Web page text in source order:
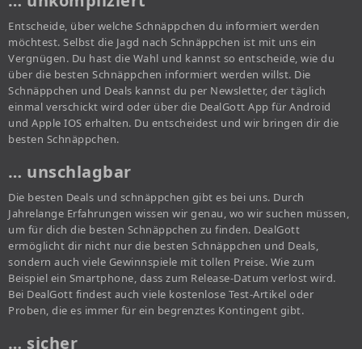
Entscheide, über welche Schnäppchen du informiert werden
möchtest. Selbst die Jagd nach Schnäppchen ist mit uns ein
Vergnügen. Du hast die Wahl und kannst so entscheide, wie du
über die besten Schnäppchen informiert werden willst. Die
Schnäppchen und Deals kannst du per Newsletter, der täglich
einmal verschickt wird oder über die DealGott App für Android
und Apple IOS erhalten. Du entscheidest und wir bringen dir die
besten Schnäppchen.
… unschlagbar
Die besten Deals und schnäppchen gibt es bei uns. Durch
Jahrelange Erfahrungen wissen wir genau, wo wir suchen müssen,
um für dich die besten Schnäppchen zu finden. DealGott
ermöglicht dir nicht nur die besten Schnäppchen und Deals,
sondern auch viele Gewinnspiele mit tollen Preise. Wie zum
Beispiel ein Smartphone, dass zum Release-Datum verlost wird.
Bei DealGott findest auch viele kostenlose Test-Artikel oder
Proben, die es immer für ein begrenztes Kontingent gibt.
… sicher